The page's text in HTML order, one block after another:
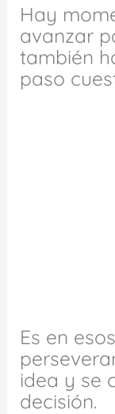
Hay
avanzar
también
paso
Es en
idea y se
decisión.